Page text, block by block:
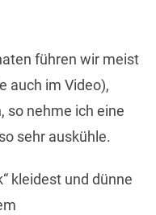
führen wir meist
auch im Video),
so nehme ich eine
sehr auskühle.
kleidest und dünne